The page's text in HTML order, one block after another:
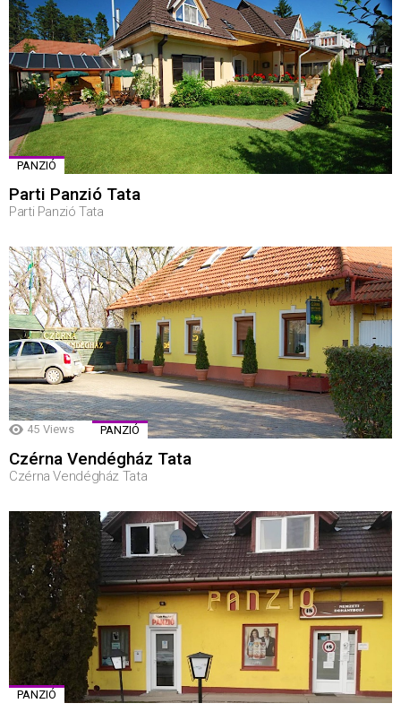
PANZIÓ
Parti Panzió Tata
Parti Panzió Tata
45 Views PANZIÓ
Czérna Vendégház Tata
Czérna Vendégház Tata
PANZIÓ